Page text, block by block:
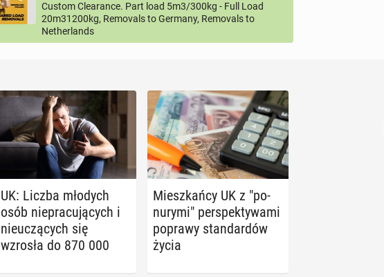
Custom Clearance. Part load 5m3/300kg - Full Load
20m31200kg, Removals to Germany, Removals to
Netherlands
UK: Liczba młodych
osób nie­pra­cu­ją­cych i
nie­uczą­cych się
wzrosła do 870 000
Miesz­kań­cy UK z "po­
nu­ry­mi" per­spek­ty­wa­mi
poprawy stan­dar­dów
życia